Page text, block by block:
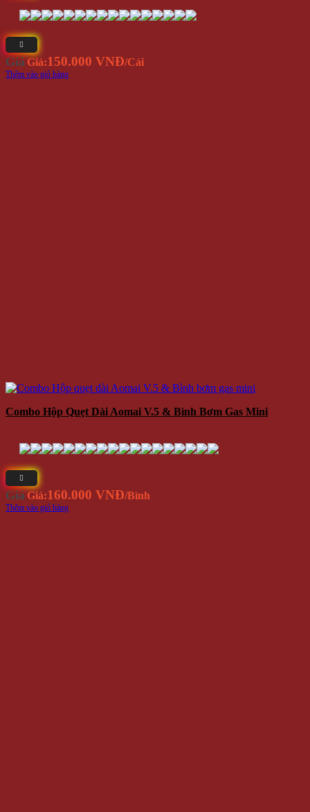
Giá Giá:150.000 VNĐ/Cái
Thêm vào giỏ hàng
Combo Hộp Quẹt Dài Aomai V.5 & Bình Bơm Gas Mini
Giá Giá:160.000 VNĐ/Bình
Thêm vào giỏ hàng